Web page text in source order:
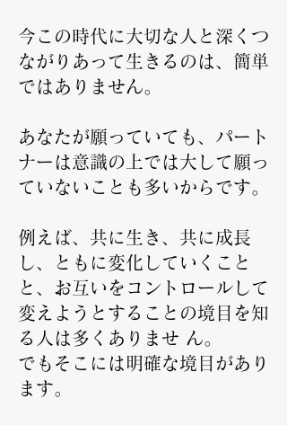
今この時代に大切な人と深くつ
ながりあって生きるのは、簡単
ではありません。
​あなたが願っていても、パート
ナーは意識の上では大して願っ
ていないことも多いからです。
例えば、共に生き、共に成長
し、ともに変化していくこと
と、お互いをコントロールして
変えようとすることの境目を知
る人は多くありませ ん。
でもそこには明確な境目があり
ます。